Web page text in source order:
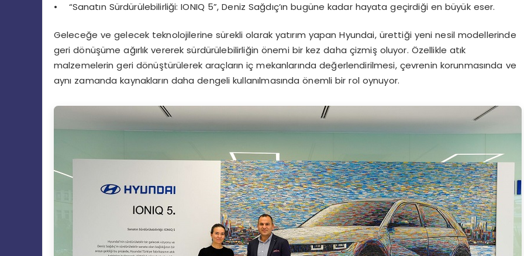
• “Sanatın Sürdürülebilirliği: IONIQ 5”, Deniz Sağdıç’ın bugüne kadar hayata geçirdiği en büyük eser.
Geleceğe ve gelecek teknolojilerine sürekli olarak yatırım yapan Hyundai, ürettiği yeni nesil modellerinde
geri dönüşüme ağırlık vererek sürdürülebilirliğin önemi bir kez daha çizmiş oluyor. Özellikle atık
malzemelerin geri dönüştürülerek araçların iç mekanlarında değerlendirilmesi, çevrenin korunmasında ve
aynı zamanda kaynakların daha dengeli kullanılmasında önemli bir rol oynuyor.